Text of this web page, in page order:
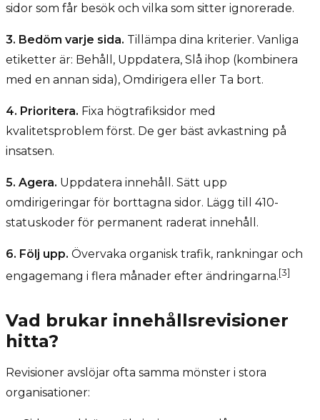
sidor som får besök och vilka som sitter ignorerade.
3. Bedöm varje sida. Tillämpa dina kriterier. Vanliga
etiketter är: Behåll, Uppdatera, Slå ihop (kombinera
med en annan sida), Omdirigera eller Ta bort.
4. Prioritera. Fixa högtrafiksidor med
kvalitetsproblem först. De ger bäst avkastning på
insatsen.
5. Agera. Uppdatera innehåll. Sätt upp
omdirigeringar för borttagna sidor. Lägg till 410-
statuskoder för permanent raderat innehåll.
6. Följ upp. Övervaka organisk trafik, rankningar och
engagemang i flera månader efter ändringarna.[3]
Vad brukar innehållsrevisioner
hitta?
Revisioner avslöjar ofta samma mönster i stora
organisationer: